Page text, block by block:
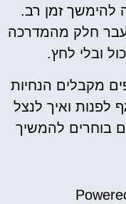
להימשך זמן רב.
חלק מהמדרכה
ובלי לחץ.
מקבלים הנחיות
לפנות ואיך לנצל
בוחרים להמשיך